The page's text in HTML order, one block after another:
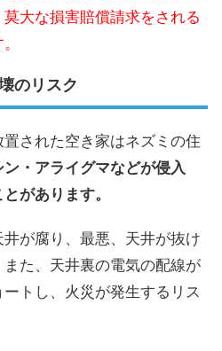
大な損害賠償請求をされる
のリスク
された空き家はネズミの住
ン・アライグマなどが侵入
があります。
が腐り、最悪、天井が抜け
た、天井裏の電気の配線が
トし、火災が発生するリス